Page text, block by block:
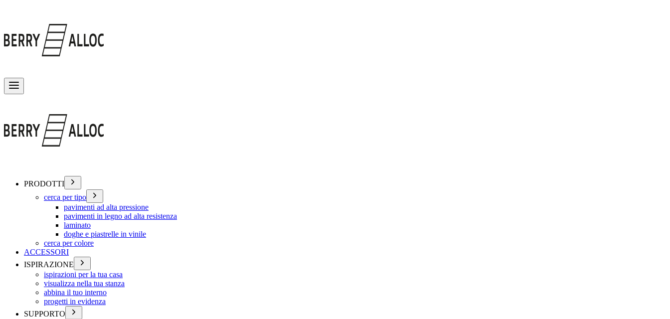
PRODOTTI
cerca per tipo
pavimenti ad alta pressione
pavimenti in legno ad alta resistenza
laminato
doghe e piastrelle in vinile
cerca per colore
ACCESSORI
ISPIRAZIONE
ispirazioni per la tua casa
visualizza nella tua stanza
abbina il tuo interno
progetti in evidenza
SUPPORTO